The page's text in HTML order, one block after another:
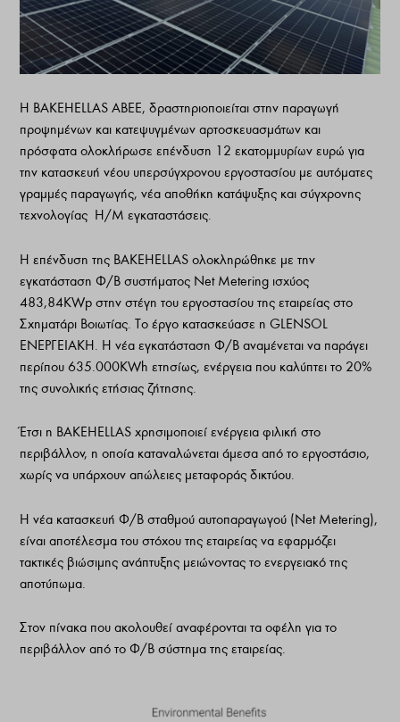
Η BAKEHELLAS ABEE, δραστηριοποιείται στην παραγωγή
προψημένων και κατεψυγμένων αρτοσκευασμάτων και
πρόσφατα ολοκλήρωσε επένδυση 12 εκατομμυρίων ευρώ για
την κατασκευή νέου υπερσύγχρονου εργοστασίου με αυτόματες
γραμμές παραγωγής, νέα αποθήκη κατάψυξης και σύγχρονης
τεχνολογίας Η/Μ εγκαταστάσεις.
Η επένδυση της BAKEHELLAS ολοκληρώθηκε με την
εγκατάσταση Φ/Β συστήματος Net Metering ισχύος
483,84KWp στην στέγη του εργοστασίου της εταιρείας στο
Σχηματάρι Βοιωτίας. Το έργο κατασκεύασε η GLENSOL
ΕΝΕΡΓΕΙΑΚΗ. Η νέα εγκατάσταση Φ/Β αναμένεται να παράγει
περίπου 635.000KWh ετησίως, ενέργεια που καλύπτει το 20%
της συνολικής ετήσιας ζήτησης.
Έτσι η BAKEHELLAS χρησιμοποιεί ενέργεια φιλική στο
περιβάλλον, η οποία καταναλώνεται άμεσα από το εργοστάσιο,
χωρίς να υπάρχουν απώλειες μεταφοράς δικτύου.
Η νέα κατασκευή Φ/Β σταθμού αυτοπαραγωγού (Net Metering),
είναι αποτέλεσμα του στόχου της εταιρείας να εφαρμόζει
τακτικές βιώσιμης ανάπτυξης μειώνοντας το ενεργειακό της
αποτύπωμα.
Στον πίνακα που ακολουθεί αναφέρονται τα οφέλη για το
περιβάλλον από το Φ/Β σύστημα της εταιρείας.